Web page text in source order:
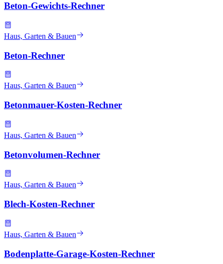
Beton-Gewichts-Rechner
Haus, Garten & Bauen
Beton-Rechner
Haus, Garten & Bauen
Betonmauer-Kosten-Rechner
Haus, Garten & Bauen
Betonvolumen-Rechner
Haus, Garten & Bauen
Blech-Kosten-Rechner
Haus, Garten & Bauen
Bodenplatte-Garage-Kosten-Rechner